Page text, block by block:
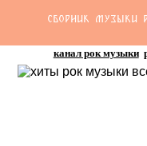
СБОРНИК МУЗЫКИ
канал рок музыки